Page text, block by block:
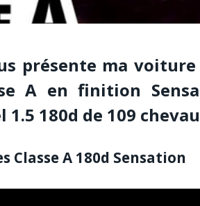
présente ma
A en finition
180d de 109
Classe A 180d Sensation